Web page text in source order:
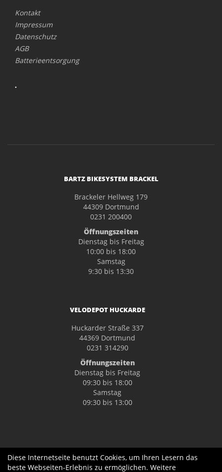
Kontakt
Impressum
Datenschutz
AGB
Batterieentsorgung
.
BARTZ BIKESYSTEM BRACKEL
Brackeler Hellweg 179
44309 Dortmund
0231 200400
Öffnungszeiten
Dienstag bis Freitag
10:00 bis 18:00
Samstag
9:30 bis 13:30
VELODEPOT HUCKARDE
Huckarder Straße 337
44369 Dortmund
0231 314290
Öffnungszeiten
Dienstag bis Freitag
09:30 bis 18:00
Samstag
09:30 bis 13:00
Diese Internetseite benutzt Cookies, um Ihren Lesern das
beste Webseiten-Erlebnis zu ermöglichen. Weitere